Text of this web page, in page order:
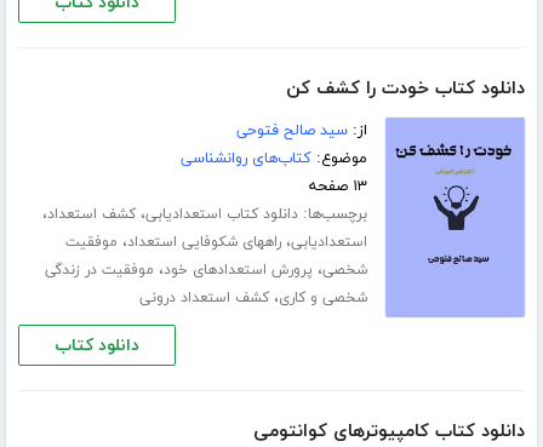
دانلود کتاب خودت را کشف کن
از:سید صالح فتوحی
موضوع:کتاب‌های روانشناسی
۱۳ صفحه
برچسب‌ها:دانلود کتاب استعدادیابی،کشف استعداد،
استعدادیابی،راههای شکوفایی استعداد، موفقیت
شخصی، پرورش استعدادهای خود، موفقیت در زندگی
شخصی و کاری،کشف استعداد درونی
دانلود کتاب
دانلود کتاب کامپیوترهای کوانتومی